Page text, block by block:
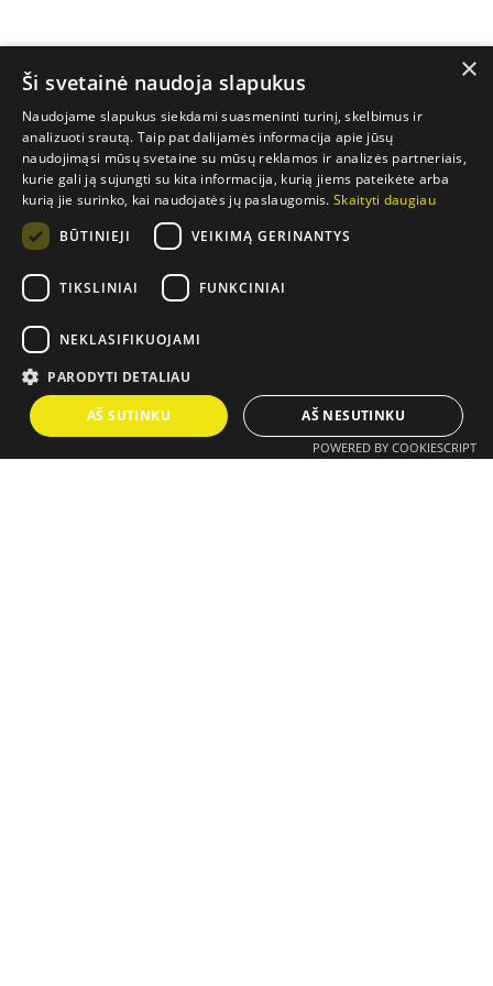
×
Ši svetainė naudoja slapukus
Naudojame slapukus siekdami suasmeninti turinį, skelbimus ir
analizuoti srautą. Taip pat dalijamės informacija apie jūsų
naudojimąsi mūsų svetaine su mūsų reklamos ir analizės partneriais,
kurie gali ją sujungti su kita informacija, kurią jiems pateikėte arba
kurią jie surinko, kai naudojatės jų paslaugomis.Skaityti daugiau
BŪTINIEJI
VEIKIMĄ GERINANTYS
TIKSLINIAI FUNKCINIAI
NEKLASIFIKUOJAMI
PARODYTI DETALIAU
AŠ SUTINKU AŠ NESUTINKU
POWERED BY COOKIESCRIPT